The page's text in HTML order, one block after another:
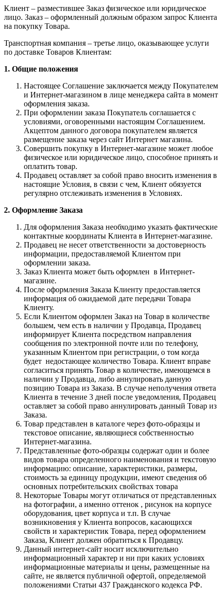
Клиент – разместившее Заказ физическое или юридическое
лицо. Заказ – оформленный должным образом запрос Клиента
на покупку Товара.
Транспортная компания – третье лицо, оказывающее услуги
по доставке Товаров Клиентам:
1. Общие положения
Настоящее Соглашение заключается между Покупателем
и Интернет-магазином в лице менеджера сайта в момент
оформления заказа.
При оформлении заказа Покупатель соглашается с
условиями, оговоренными настоящим Соглашением.
Акцептом данного договора покупателем является
размещение заказа через сайт Интернет магазина.
Совершить покупку в Интернет-магазине может любое
физическое или юридическое лицо, способное принять и
оплатить товар.
Продавец оставляет за собой право вносить изменения в
настоящие Условия, в связи с чем, Клиент обязуется
регулярно отслеживать изменения в Условиях.
2. Оформление Заказа
Для оформления Заказа необходимо указать фактические
контактные координаты Клиента в Интернет-магазине.
Продавец не несет ответственности за достоверность
информации, предоставляемой Клиентом при
оформлении заказа.
Заказ Клиента может быть оформлен в Интернет-
магазине.
После оформления Заказа Клиенту предоставляется
информация об ожидаемой дате передачи Товара
Клиенту.
Если Клиентом оформлен Заказ на Товар в количестве
большем, чем есть в наличии у Продавца, Продавец
информирует Клиента посредством направления
сообщения по электронной почте или по телефону,
указанным Клиентом при регистрации, о том когда
будет недостающее количество Товара. Клиент вправе
согласиться принять Товар в количестве, имеющемся в
наличии у Продавца, либо аннулировать данную
позицию Товара из Заказа. В случае неполучения ответа
Клиента в течение 3 дней после уведомления, Продавец
оставляет за собой право аннулировать данный Товар из
Заказа.
Товар представлен в каталоге через фото-образцы и
текстовое описание, являющиеся собственностью
Интернет-магазина.
Представленные фото-образцы содержат один и более
видов товара определенного наименования и текстовую
информацию: описание, характеристики, размеры,
стоимость за единицу продукции, имеют сведения об
основных потребительских свойствах товара
Некоторые Товары могут отличаться от представленных
на фотографии, а именно оттенок , рисунок на корпусе
оборудования, цвет корпуса и т.п. В случае
возникновения у Клиента вопросов, касающихся
свойств и характеристик Товара, перед оформлением
Заказа, Клиент должен обратиться к Продавцу.
Данный интернет-сайт носит исключительно
информационный характер и ни при каких условиях
информационные материалы и цены, размещенные на
сайте, не является публичной офертой, определяемой
положениями Статьи 437 Гражданского кодекса РФ.